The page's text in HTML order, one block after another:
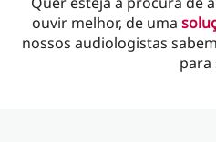
ouvir melhor, de uma
nossos audiologistas
para